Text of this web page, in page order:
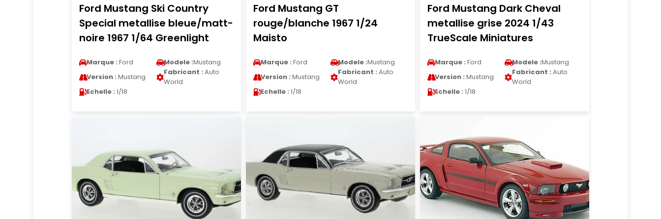
Ford Mustang Ski Country
Special metallise bleue/matt-
noire 1967 1/64 Greenlight
Marque : Ford Modele :Mustang
Version : Mustang
Fabricant : Auto
World
Echelle : 1/18
Ford Mustang GT
rouge/blanche 1967 1/24
Maisto
Marque : Ford Modele :Mustang
Version : Mustang
Fabricant : Auto
World
Echelle : 1/18
Ford Mustang Dark Cheval
metallise grise 2024 1/43
TrueScale Miniatures
Marque : Ford Modele :Mustang
Version : Mustang
Fabricant : Auto
World
Echelle : 1/18